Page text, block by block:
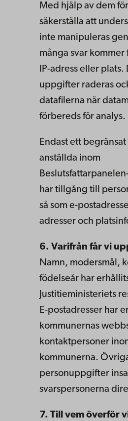
Med hjälp av dem
säkerställa att
inte manipuleras
många svar kommer
IP-adress eller plats.
uppgifter raderas
datafilerna när
förbereds för analys.
Endast ett begränsat
anställda inom
har tillgång till
så som e-
adresser och
6. Varifrån får vi
Namn, modersmål,
födelseår har
Justitieministeriets
E-postadresser har
kommunernas
kontaktpersoner
kommunerna.
personuppgifter
svarspersonerna
7. Till vem överför